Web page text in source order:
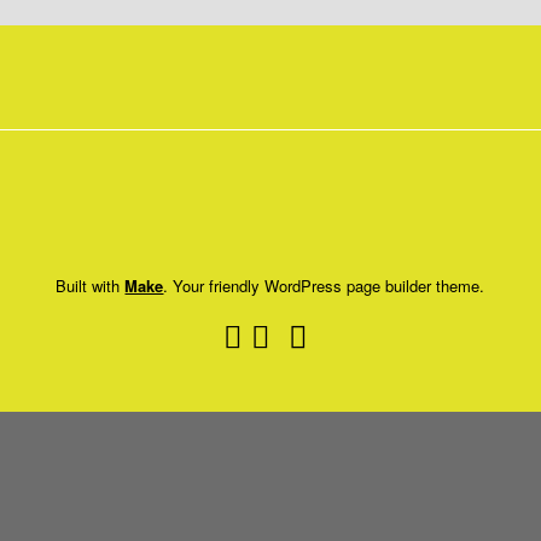
Gymnastik
Built withMake. Your friendly WordPress page builder theme.